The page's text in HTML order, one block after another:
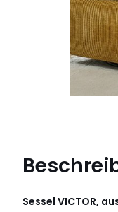
Sessel VICTOR,